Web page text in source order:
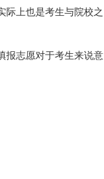
际上也是考生与院校之
报志愿对于考生来说意